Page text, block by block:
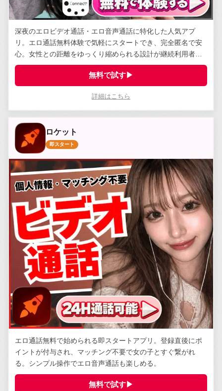
深夜のエロビデオ通話・エロ音声通話に特化した人気アプ
リ。エロ通話無料体験で気軽にスタートでき、完全匿名で安
心。女性との距離をゆっくり縮められる設計が継続利用者に
支持されている。
無料で試す▶
詳細はこちら
ロケット
即スタート
エロ通話無料で始められる即スタートアプリ。登録直後にポ
イントが付与され、マッチング不要で女の子とすぐ繋がれ
る。シンプル操作でエロ音声通話も楽しめる。
無料で試す▶